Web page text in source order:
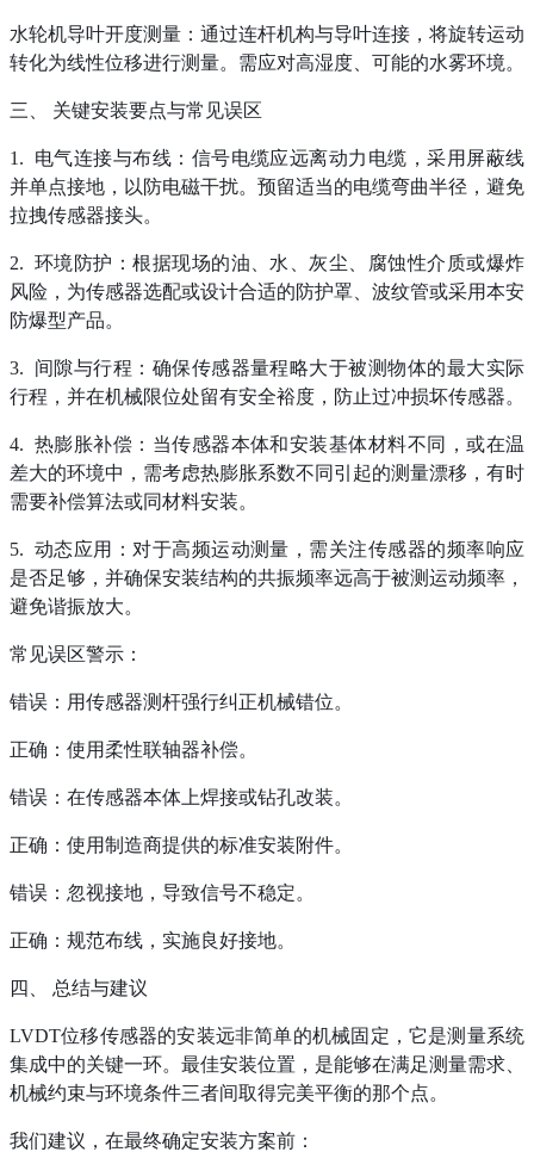
水轮机导叶开度测量：通过连杆机构与导叶连接，将旋转运动
转化为线性位移进行测量。需应对高湿度、可能的水雾环境。
三、 关键安装要点与常见误区
1. 电气连接与布线：信号电缆应远离动力电缆，采用屏蔽线
并单点接地，以防电磁干扰。预留适当的电缆弯曲半径，避免
拉拽传感器接头。
2. 环境防护：根据现场的油、水、灰尘、腐蚀性介质或爆炸
风险，为传感器选配或设计合适的防护罩、波纹管或采用本安
防爆型产品。
3. 间隙与行程：确保传感器量程略大于被测物体的最大实际
行程，并在机械限位处留有安全裕度，防止过冲损坏传感器。
4. 热膨胀补偿：当传感器本体和安装基体材料不同，或在温
差大的环境中，需考虑热膨胀系数不同引起的测量漂移，有时
需要补偿算法或同材料安装。
5. 动态应用：对于高频运动测量，需关注传感器的频率响应
是否足够，并确保安装结构的共振频率远高于被测运动频率，
避免谐振放大。
常见误区警示：
错误：用传感器测杆强行纠正机械错位。
正确：使用柔性联轴器补偿。
错误：在传感器本体上焊接或钻孔改装。
正确：使用制造商提供的标准安装附件。
错误：忽视接地，导致信号不稳定。
正确：规范布线，实施良好接地。
四、 总结与建议
LVDT位移传感器的安装远非简单的机械固定，它是测量系统
集成中的关键一环。最佳安装位置，是能够在满足测量需求、
机械约束与环境条件三者间取得完美平衡的那个点。
我们建议，在最终确定安装方案前：